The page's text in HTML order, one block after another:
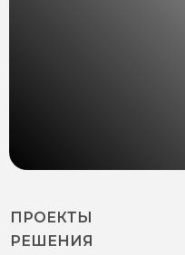
ПРОЕКТЫ
РЕШЕНИЯ